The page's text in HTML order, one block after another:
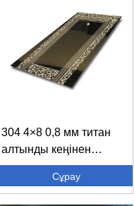
304 4×8 0,8 мм титан
алтынды кеңінен
қолданыңыз...
Сұрау